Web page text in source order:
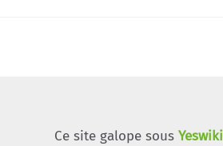
Ce site galope sous Yeswiki